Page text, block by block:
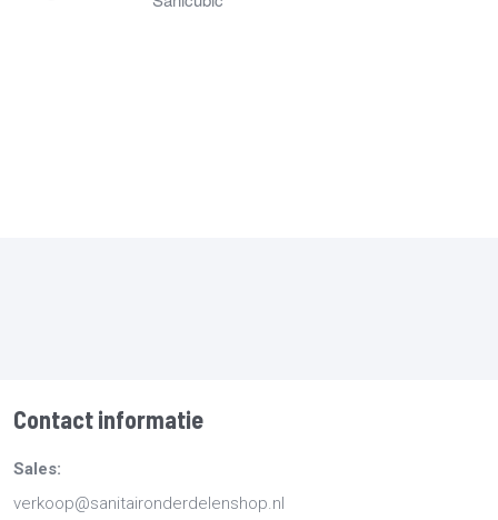
Contact informatie
Sales:
verkoop@sanitaironderdelenshop.nl